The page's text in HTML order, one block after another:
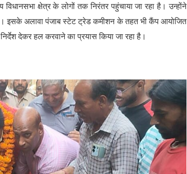
क्षेत्र के लोगों तक निरंतर पहुंचाया जा रहा है। उन्होंने
इसके अलावा पंजाब स्टेट ट्रेड कमीशन के तहत भी कैंप आयोजित
देकर हल करवाने का प्रयास किया जा रहा है।